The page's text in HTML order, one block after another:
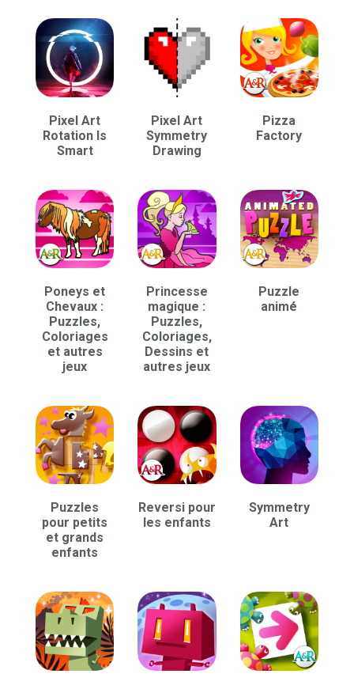
Pixel Art
Rotation Is
Smart
Pixel Art
Symmetry
Drawing
Pizza
Factory
Poneys et
Chevaux :
Puzzles,
Coloriages
et autres
jeux
Princesse
magique :
Puzzles,
Coloriages,
Dessins et
autres jeux
Puzzle
animé
Puzzles
pour petits
et grands
enfants
Reversi pour
les enfants
Symmetry
Art